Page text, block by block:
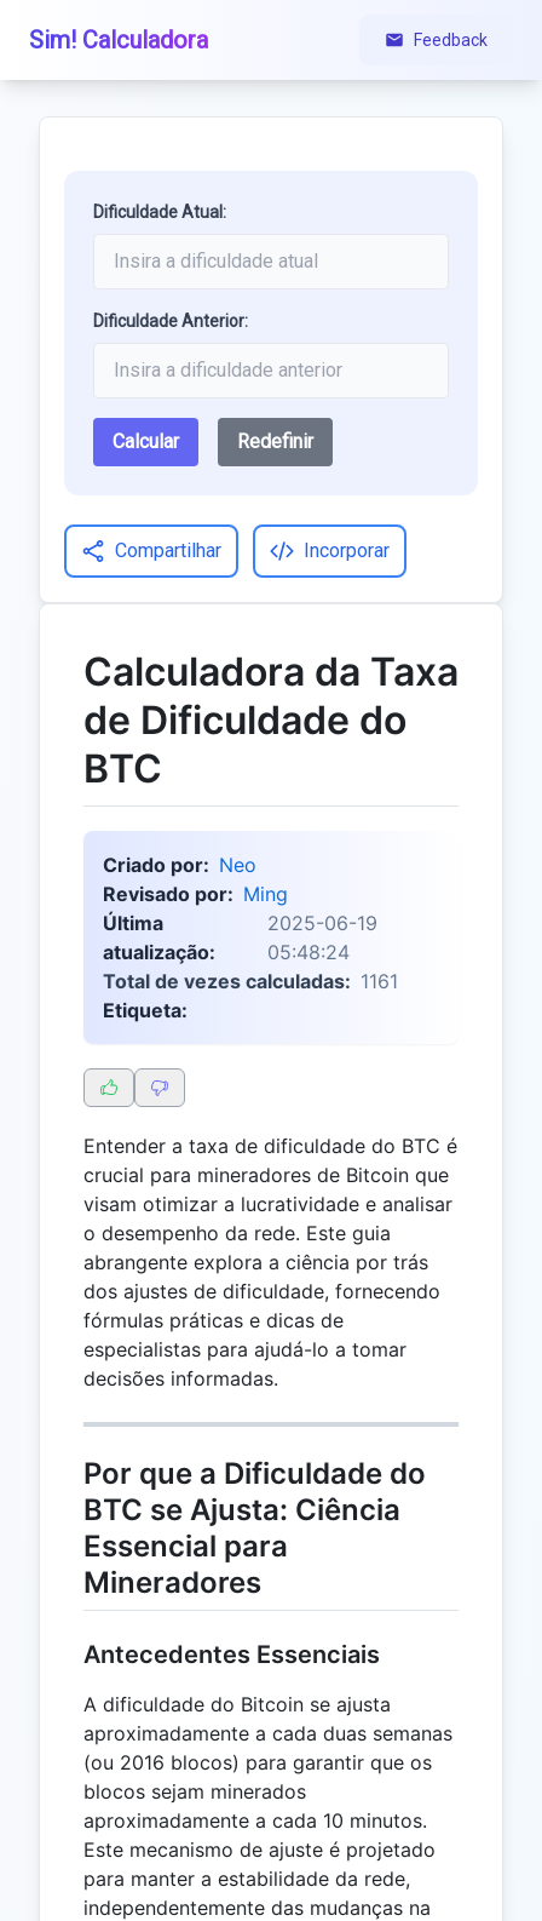
Sim! Calculadora Feedback
Dificuldade Atual:
Dificuldade Anterior:
Calcular Redefinir
Compartilhar Incorporar
Calculadora da Taxa
de Dificuldade do
BTC
Criado por: Neo
Revisado por: Ming
Última
atualização:
2025-06-19
05:48:24
Total de vezes calculadas: 1161
Etiqueta:
Entender a taxa de dificuldade do BTC é
crucial para mineradores de Bitcoin que
visam otimizar a lucratividade e analisar
o desempenho da rede. Este guia
abrangente explora a ciência por trás
dos ajustes de dificuldade, fornecendo
fórmulas práticas e dicas de
especialistas para ajudá-lo a tomar
decisões informadas.
Por que a Dificuldade do
BTC se Ajusta: Ciência
Essencial para
Mineradores
Antecedentes Essenciais
A dificuldade do Bitcoin se ajusta
aproximadamente a cada duas semanas
(ou 2016 blocos) para garantir que os
blocos sejam minerados
aproximadamente a cada 10 minutos.
Este mecanismo de ajuste é projetado
para manter a estabilidade da rede,
independentemente das mudanças na